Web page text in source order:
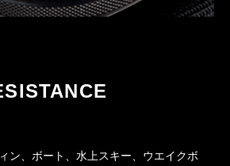
ン、ボート、水上スキー、ウエイクボ